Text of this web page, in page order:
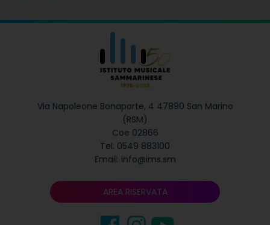
Via Napoleone Bonaparte, 4 47890 San Marino
(RSM)
Coe 02866
Tel. 0549 883100
Email: info@ims.sm
AREA RISERVATA